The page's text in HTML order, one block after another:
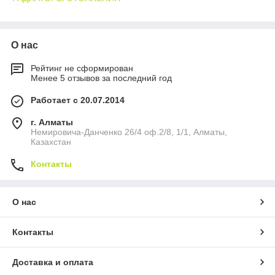
Офисы и коммерческие помещения;
Объекты после реконструкции.
🔎 Как выбрать алюминиевые
радиаторы 350 / 300 / 200 мм UNO
площадь;
Проверьте рабочее давление системы;
Не занижайте количество секций ради экономии.
Специалисты Монтаж PRO подбирают радиаторы UNO с
О нас
Рейтинг не сформирован
Менее 5 отзывов за последний год
Работает с 20.07.2014
г. Алматы
Немировича-Данченко 26/4 оф.2/8, 1/1, Алматы,
Казахстан
Контакты
О нас
Контакты
Доставка и оплата